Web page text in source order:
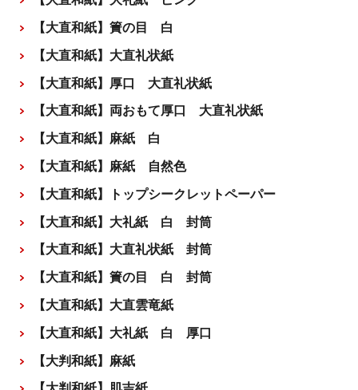
【大直和紙】簀の目 白
【大直和紙】大直礼状紙
【大直和紙】厚口 大直礼状紙
【大直和紙】両おもて厚口 大直礼状紙
【大直和紙】麻紙 白
【大直和紙】麻紙 自然色
【大直和紙】トップシークレットペーパー
【大直和紙】大礼紙 白 封筒
【大直和紙】大直礼状紙 封筒
【大直和紙】簀の目 白 封筒
【大直和紙】大直雲竜紙
【大直和紙】大礼紙 白 厚口
【大判和紙】麻紙